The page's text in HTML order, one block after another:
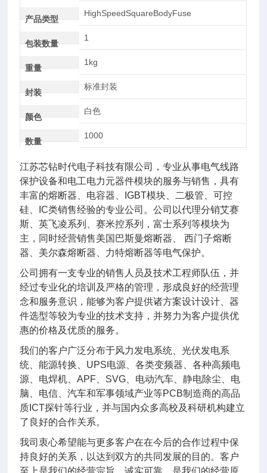
产品类型
HighSpeedSquareBodyFuse
包装数量
1
重量
1kg
封装
标准封装
颜色
白色
数量
1000
江苏芯钻时代电子科技有限公司，专业从事电气线路
保护设备和电工电力元器件模块的服务与销售，具有
丰富的熔断器、电容器、IGBT模块、二极管、可控
硅、IC类销售经验的专业公司。公司以代理分销艾赛
斯、英飞凌系列、赛米控系列，富士系列等模块为
主，同时经营销售美国巴斯曼熔断器、 西门子熔断
器、美尔森熔断器、力特熔断器等电气保护。
公司拥有一支专业的销售人员及技术工程师队伍，并
经过专业化的培训及严格的管理，形成良好的经营理
念和服务意识，能够为客户提供诸方案设计设计、器
件选型等较为专业的技术支持，并努力为客户提供优
惠的价格及优质的服务。
我们的客户广泛分布于风力发电系统、光伏发电系
统、能源转换、UPS电源、各类变频器、各种高频电
源、电焊机、APF、SVG、电动汽车、静电除尘、电
脑、电信、汽车和军事领域产业等PCB制造商的高品
质ICT探针等行业，并与国内众多高校及科研机构建立
了良好的合作关系。
我司衷心希望能与更多客户在在今后的合作过程中保
持良好的关系，以达到双方的共同发展的目的。客户
至上是我们的经营宗旨，诚实可靠，是我们的经营原